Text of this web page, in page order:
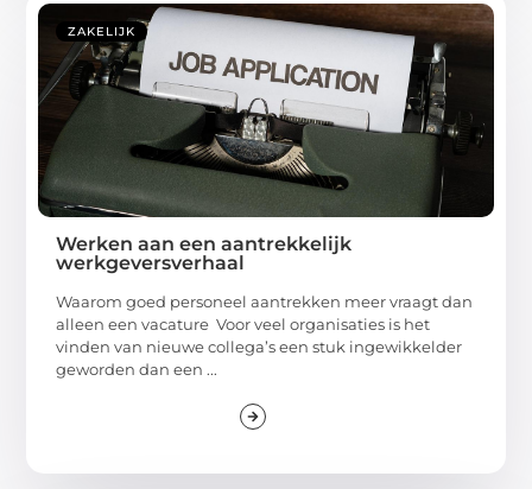
ZAKELIJK
Werken aan een aantrekkelijk
werkgeversverhaal
Waarom goed personeel aantrekken meer vraagt dan
alleen een vacature Voor veel organisaties is het
vinden van nieuwe collega’s een stuk ingewikkelder
geworden dan een ...